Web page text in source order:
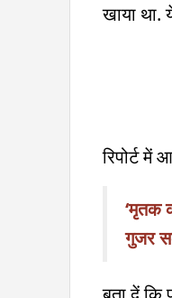
खाया
रिपोर्ट में
‘मृतक
गुजर